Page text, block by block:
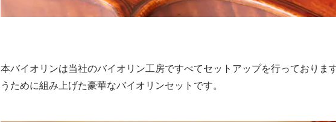
本バイオリンは当社のバイオリン工房ですべてセットアップを行っており
うために組み上げた豪華なバイオリンセットです。